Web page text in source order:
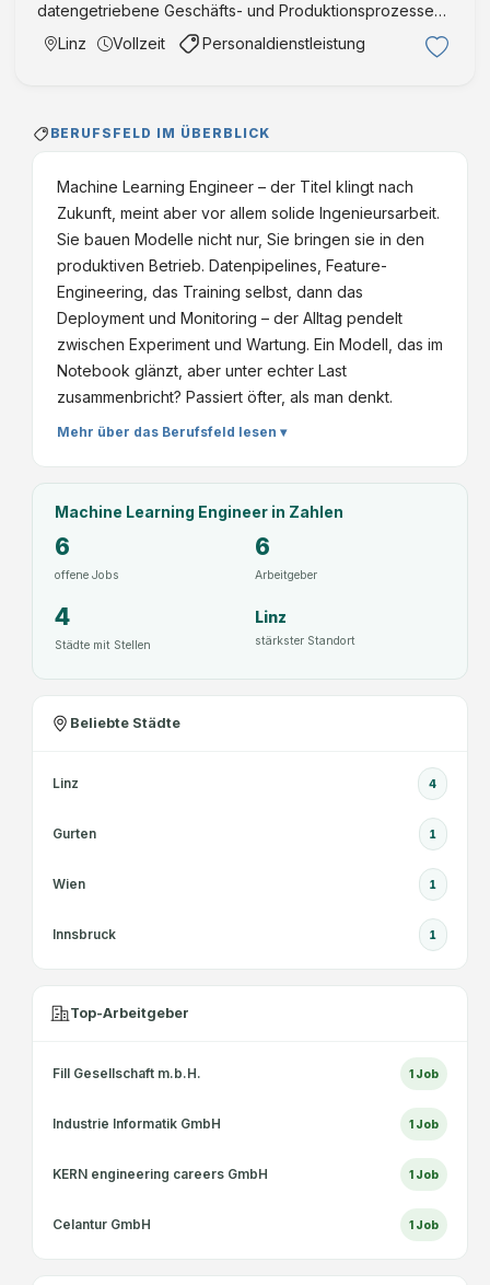
datengetriebene Geschäfts- und Produktionsprozesse
spürbar schneller, stabiler und effizienter machen Du
konzipierst, trainierst und rollst ML-Modelle für Use Cases
Linz Vollzeit Personaldienstleistung
BERUFSFELD IM ÜBERBLICK
Machine Learning Engineer – der Titel klingt nach
Zukunft, meint aber vor allem solide Ingenieursarbeit.
Sie bauen Modelle nicht nur, Sie bringen sie in den
produktiven Betrieb. Datenpipelines, Feature-
Engineering, das Training selbst, dann das
Deployment und Monitoring – der Alltag pendelt
zwischen Experiment und Wartung. Ein Modell, das im
Notebook glänzt, aber unter echter Last
zusammenbricht? Passiert öfter, als man denkt.
Mehr über das Berufsfeld lesen ▾
Machine Learning Engineerin Zahlen
6
offene Jobs
6
Arbeitgeber
4
Städte mit Stellen
Linz
stärkster Standort
Beliebte Städte
Linz 4
Gurten 1
Wien 1
Innsbruck 1
Top-Arbeitgeber
Fill Gesellschaft m.b.H. 1 Job
Industrie Informatik GmbH 1 Job
KERN engineering careers GmbH 1 Job
Celantur GmbH 1 Job